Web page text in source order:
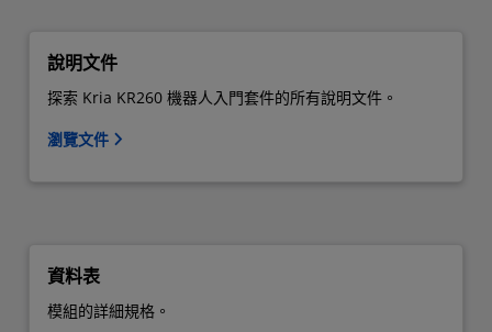
說明文件
探索 Kria KR260 機器人入門套件的所有說明文件。
瀏覽文件
資料表
模組的詳細規格。